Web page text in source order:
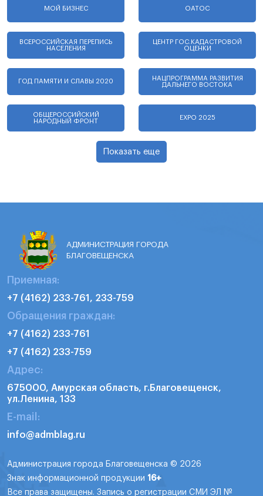
МОЙ БИЗНЕС ОАТОС
ВСЕРОССИЙСКАЯ ПЕРЕПИСЬ
НАСЕЛЕНИЯ
ЦЕНТР ГОС.КАДАСТРОВОЙ
ОЦЕНКИ
ГОД ПАМЯТИ И СЛАВЫ 2020
НАЦПРОГРАММА РАЗВИТИЯ
ДАЛЬНЕГО ВОСТОКА
ОБЩЕРОССИЙСКИЙ
НАРОДНЫЙ ФРОНТ
EXPO 2025
Показать еще
АДМИНИСТРАЦИЯ ГОРОДА
БЛАГОВЕЩЕНСКА
Приемная:
+7 (4162) 233-761, 233-759
Обращения граждан:
+7 (4162) 233-761
+7 (4162) 233-759
Адрес:
675000, Амурская область, г.Благовещенск,
ул.Ленина, 133
E-mail:
info@admblag.ru
Администрация города Благовещенска © 2026
Знак информационной продукции 16+
Все права защищены. Запись о регистрации СМИ ЭЛ №